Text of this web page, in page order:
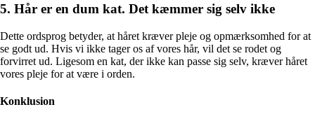
5. Hår er en dum kat. Det kæmmer sig selv ikke
Dette ordsprog betyder, at håret kræver pleje og opmærksomhed for at
se godt ud. Hvis vi ikke tager os af vores hår, vil det se rodet og
forvirret ud. Ligesom en kat, der ikke kan passe sig selv, kræver håret
vores pleje for at være i orden.
Konklusion